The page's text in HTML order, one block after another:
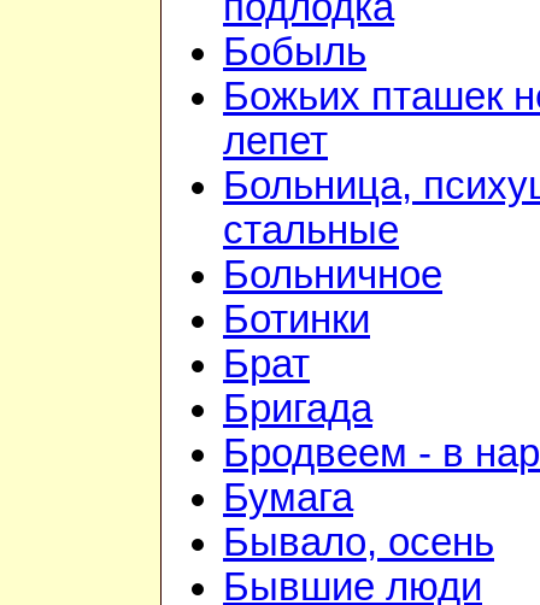
Бобыль
Божьих пташек
лепет
Больница,
стальные
Больничное
Ботинки
Брат
Бригада
Бродвеем - в
Бумага
Бывало, осень
Бывшие люди